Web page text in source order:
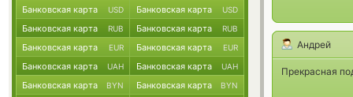
Андрей
Прекрасная
Банковская карта USD Банковская карта USD
Банковская карта RUB Банковская карта RUB
Банковская карта EUR Банковская карта EUR
Банковская карта UAH Банковская карта UAH
Банковская карта BYN Банковская карта BYN